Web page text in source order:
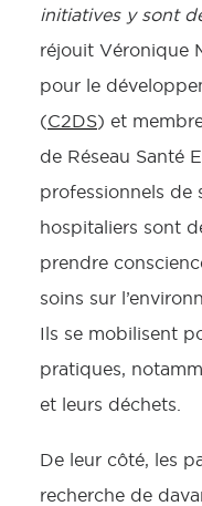
initiatives y sont
réjouit Véronique
pour le
(C2DS) et
de Réseau Santé
professionnels de
hospitaliers sont
prendre
soins sur
Ils se mobilisent
pratiques,
et leurs déchets.
De leur côté, les
recherche de